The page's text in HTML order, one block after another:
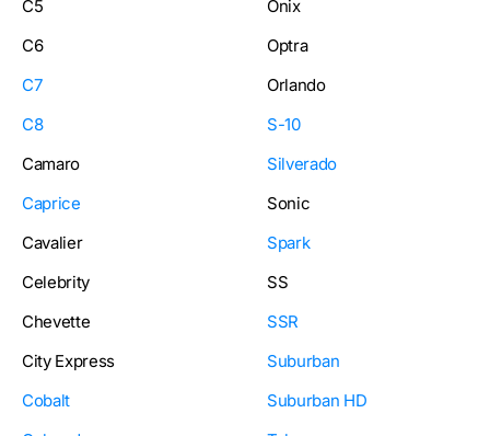
C5
C6
C7
C8
Camaro
Caprice
Cavalier
Celebrity
Chevette
City Express
Cobalt
Onix
Optra
Orlando
S-10
Silverado
Sonic
Spark
SS
SSR
Suburban
Suburban HD